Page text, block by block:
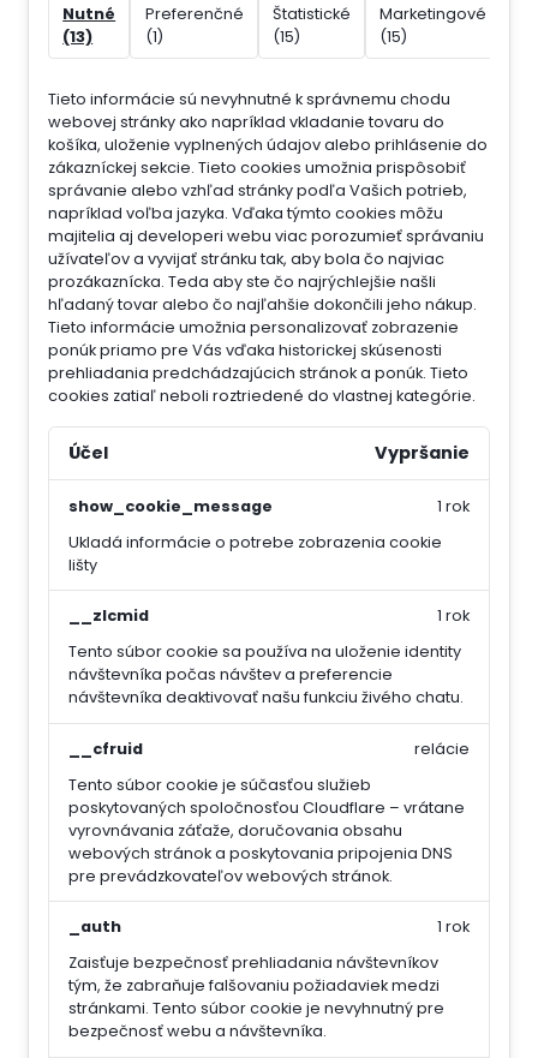
Nutné
(13)
Preferenčné
(1)
Štatistické
(15)
Marketingové
(15)
Tieto informácie sú nevyhnutné k správnemu chodu
webovej stránky ako napríklad vkladanie tovaru do
košíka, uloženie vyplnených údajov alebo prihlásenie do
zákazníckej sekcie. Tieto cookies umožnia prispôsobiť
správanie alebo vzhľad stránky podľa Vašich potrieb,
napríklad voľba jazyka. Vďaka týmto cookies môžu
majitelia aj developeri webu viac porozumieť správaniu
užívateľov a vyvijať stránku tak, aby bola čo najviac
prozákaznícka. Teda aby ste čo najrýchlejšie našli
hľadaný tovar alebo čo najľahšie dokončili jeho nákup.
Tieto informácie umožnia personalizovať zobrazenie
ponúk priamo pre Vás vďaka historickej skúsenosti
prehliadania predchádzajúcich stránok a ponúk. Tieto
cookies zatiaľ neboli roztriedené do vlastnej kategórie.
Účel Vypršanie
show_cookie_message
Ukladá informácie o potrebe zobrazenia cookie
lišty
1 rok
__zlcmid
Tento súbor cookie sa používa na uloženie identity
návštevníka počas návštev a preferencie
návštevníka deaktivovať našu funkciu živého chatu.
1 rok
__cfruid
Tento súbor cookie je súčasťou služieb
poskytovaných spoločnosťou Cloudflare – vrátane
vyrovnávania záťaže, doručovania obsahu
webových stránok a poskytovania pripojenia DNS
pre prevádzkovateľov webových stránok.
relácie
_auth
Zaisťuje bezpečnosť prehliadania návštevníkov
tým, že zabraňuje falšovaniu požiadaviek medzi
stránkami. Tento súbor cookie je nevyhnutný pre
bezpečnosť webu a návštevníka.
1 rok